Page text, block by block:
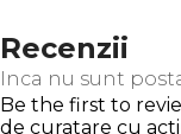
Recenzii
Inca nu sunt
Be the first to
de curatare cu